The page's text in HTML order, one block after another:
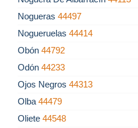
Nogueras 44497
Nogueruelas 44414
Obón 44792
Odón 44233
Ojos Negros 44313
Olba 44479
Oliete 44548